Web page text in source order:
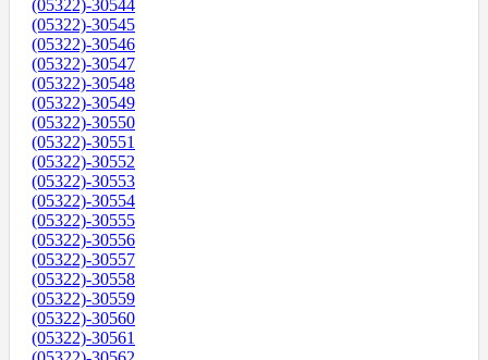
(05322)-30544
(05322)-30545
(05322)-30546
(05322)-30547
(05322)-30548
(05322)-30549
(05322)-30550
(05322)-30551
(05322)-30552
(05322)-30553
(05322)-30554
(05322)-30555
(05322)-30556
(05322)-30557
(05322)-30558
(05322)-30559
(05322)-30560
(05322)-30561